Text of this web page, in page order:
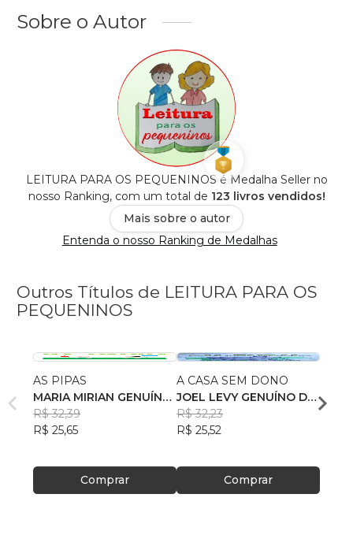
Sobre o Autor
LEITURA PARA OS PEQUENINOS é Medalha Seller no
nosso Ranking, com um total de 123 livros vendidos!
Mais sobre o autor
Entenda o nosso Ranking de Medalhas
Outros Títulos de LEITURA PARA OS
PEQUENINOS
AS PIPAS
MARIA MIRIAN GENUÍNO
DE ANDRADE
R$ 32,39
R$ 25,65
Comprar
A CASA SEM DONO
JOEL LEVY GENUÍNO DE
ANDRADE
R$ 32,23
R$ 25,52
Comprar
R$